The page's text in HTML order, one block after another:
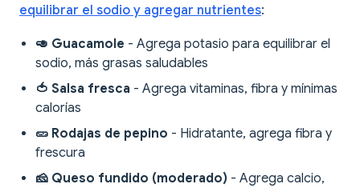
equilibrar el sodio y agregar nutrientes:
🥑 Guacamole - Agrega potasio para equilibrar el
sodio, más grasas saludables
🍅 Salsa fresca - Agrega vitaminas, fibra y mínimas
calorías
🥒 Rodajas de pepino - Hidratante, agrega fibra y
frescura
🧀 Queso fundido (moderado) - Agrega calcio,